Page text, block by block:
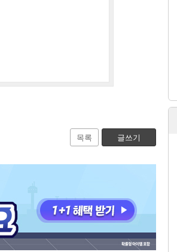
목록 글쓰기